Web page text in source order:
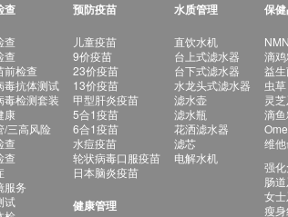
查
查
查
前检查
毒抗体测试
毒检测套装
康
/三高风险
查
查
服务
试
预防疫苗
儿童疫苗
9价疫苗
23价疫苗
13价疫苗
甲型肝炎疫苗
5合1疫苗
6合1疫苗
水痘疫苗
轮状病毒口服疫苗
日本脑炎疫苗
健康管理
水质管理
直饮水机
台上式滤水器
台下式滤水器
水龙头式滤水器
滤水壶
滤水瓶
花洒滤水器
滤芯
电解水机
保
NMN
滴
益
虫草
灵
滴
维
强
肠
女
瘦